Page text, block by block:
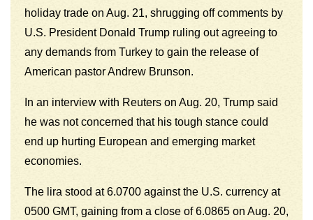
holiday trade on Aug. 21, shrugging off comments by
U.S. President Donald Trump ruling out agreeing to
any demands from Turkey to gain the release of
American pastor Andrew Brunson.
In an interview with Reuters on Aug. 20, Trump said
he was not concerned that his tough stance could
end up hurting European and emerging market
economies.
The lira stood at 6.0700 against the U.S. currency at
0500 GMT, gaining from a close of 6.0865 on Aug. 20,